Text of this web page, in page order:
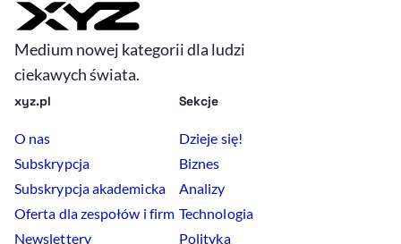
Medium nowej kategorii dla ludzi
ciekawych świata.
xyz.pl
O nas
Subskrypcja
Subskrypcja akademicka
Oferta dla zespołów i firm
Newslettery
Sekcje
Dzieje się!
Biznes
Analizy
Technologia
Polityka